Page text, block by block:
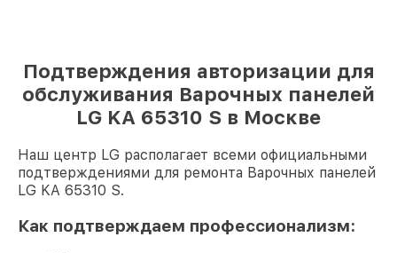
Подтверждения авторизации для
обслуживания Варочных панелей
LG KA 65310 S в Москве
Наш центр LG располагает всеми официальными
подтверждениями для ремонта Варочных панелей
LG KA 65310 S.
Как подтверждаем профессионализм: